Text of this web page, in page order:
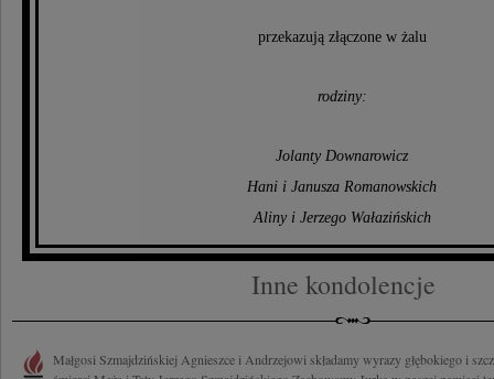
przekazują złączone w żalu
rodziny:
Jolanty Downarowicz
Hani i Janusza Romanowskich
Aliny i Jerzego Wałazińskich
Inne kondolencje
Małgosi Szmajdzińskiej Agnieszce i Andrzejowi składamy wyrazy głębokiego i